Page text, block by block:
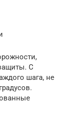
С
шага, не